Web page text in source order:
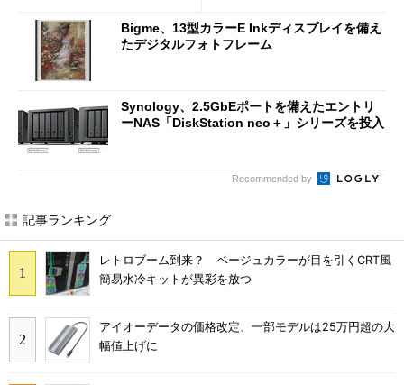
Bigme、13型カラーE Inkディスプレイを備え
たデジタルフォトフレーム
Synology、2.5GbEポートを備えたエントリ
ーNAS「DiskStation neo＋」シリーズを投入
Recommended by
記事ランキング
レトロブーム到来？ ベージュカラーが目を引くCRT風
簡易水冷キットが異彩を放つ
アイオーデータの価格改定、一部モデルは25万円超の大
幅値上げに